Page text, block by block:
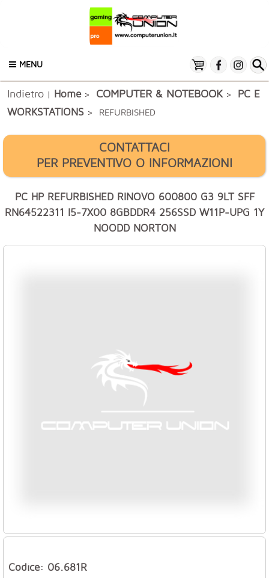
MENU
Indietro | Home> COMPUTER & NOTEBOOK > PC E
WORKSTATIONS > REFURBISHED
CONTATTACI
PER PREVENTIVO O INFORMAZIONI
PC HP REFURBISHED RINOVO 600800 G3 9LT SFF
RN64522311 I5-7X00 8GBDDR4 256SSD W11P-UPG 1Y
NOODD NORTON
Codice: 06.681R